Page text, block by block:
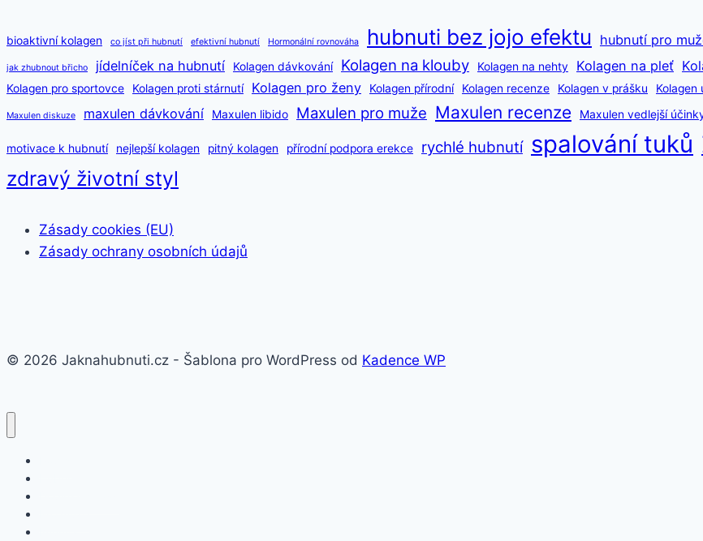
bioaktivní kolagen co jíst při hubnutí efektivní hubnutí Hormonální rovnováha hubnuti bez jojo efektu hubnutí pro
jak zhubnout břicho jídelníček na hubnutí Kolagen dávkování Kolagen na klouby Kolagen na nehty Kolagen na pleť
Kolagen pro sportovce
Kolagen proti stárnutí Kolagen pro ženy Kolagen přírodní Kolagen recenze Kolagen v prášku Kolagen
Maxulen diskuze maxulen dávkování Maxulen libido Maxulen pro muže Maxulen recenze Maxulen vedlejší
motivace k hubnutí nejlepší kolagen pitný kolagen přírodní podpora erekce rychlé hubnutí spalování tuků
zdravý životní styl
Zásady cookies (EU)
Zásady ochrany osobních údajů
© 2026 Jaknahubnuti.cz - Šablona pro WordPress od Kadence WP